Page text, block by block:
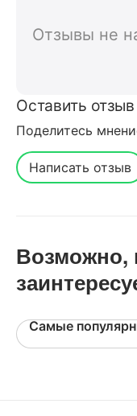
магазина
Отзывы не
Оставить
Поделитесь
Написать отзыв
Возможно,
Самые